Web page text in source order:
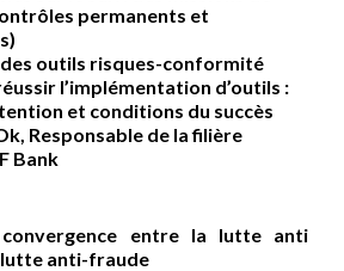
permanents et
outils risques-conformité
l’implémentation d’outils :
et conditions du succès
Responsable de la filière
Bank
entre la lutte anti
anti-fraude